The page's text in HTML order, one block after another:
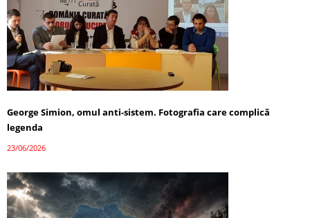
George Simion, omul anti-sistem. Fotografia care complică
legenda
23/06/2026